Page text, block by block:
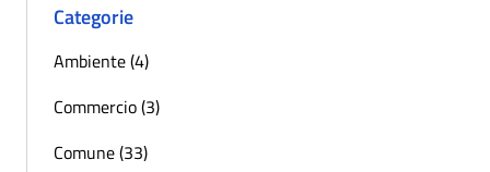
Categorie
Ambiente (4)
Commercio (3)
Comune (33)